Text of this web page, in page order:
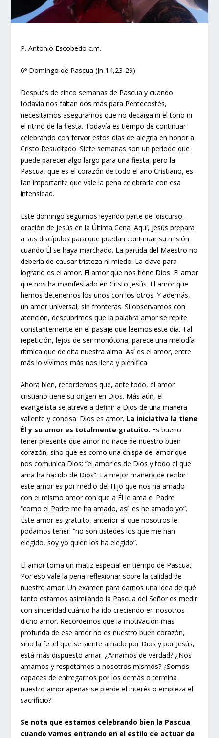
P. Antonio Escobedo c.m.
6º Domingo de Pascua (Jn 14,23-29)
Después de cinco semanas de Pascua y cuando
todavía nos faltan dos más para Pentecostés,
necesitamos asegurarnos que no decaiga ni el tono ni
el ritmo de la fiesta. Todavía es tiempo de continuar
celebrando con fervor estos días de alegría en honor a
Cristo Resucitado. Siete semanas son un período que
puede parecer algo largo para una fiesta, pero la
Pascua, que es el corazón de todo el año Cristiano, es
tan importante que vale la pena celebrarla con esa
intensidad.
Este domingo seguimos leyendo parte del discurso-
oración de Jesús en la Última Cena. Aquí, Jesús prepara
a sus discípulos para que puedan continuar su misión
cuando Él se haya marchado. La partida del Maestro no
debería de causar tristeza ni miedo. La clave para
lograrlo es el amor. El amor que nos tiene Dios. El amor
que nos ha manifestado en Cristo Jesús. El amor que
hemos detenernos los unos con los otros. Y además,
un amor universal, sin fronteras. Si observamos con
atención, descubrimos que la palabra amor se repite
constantemente en el pasaje que leemos este día. Tal
repetición, lejos de ser monótona, parece una melodía
rítmica que deleita nuestra alma. Así es el amor, entre
más lo vivimos más nos llena y plenifica.
Ahora bien, recordemos que, ante todo, el amor
cristiano tiene su origen en Dios. Más aún, el
evangelista se atreve a definir a Dios de una manera
valiente y concisa: Dios es amor. La iniciativa la tiene
Él y su amor es totalmente gratuito. Es bueno
tener presente que amor no nace de nuestro buen
corazón, sino que es como una chispa del amor que
nos comunica Dios: “el amor es de Dios y todo el que
ama ha nacido de Dios”. La mejor manera de recibir
este amor es por medio del Hijo que nos ha amado
con el mismo amor con que a Él le ama el Padre:
“como el Padre me ha amado, así les he amado yo”.
Este amor es gratuito, anterior al que nosotros le
podamos tener: “no son ustedes los que me han
elegido, soy yo quien los ha elegido”.
El amor toma un matiz especial en tiempo de Pascua.
Por eso vale la pena reflexionar sobre la calidad de
nuestro amor. Un examen para darnos una idea de qué
tanto estamos asimilando la Pascua del Señor es medir
con sinceridad cuánto ha ido creciendo en nosotros
dicho amor. Recordemos que la motivación más
profunda de ese amor no es nuestro buen corazón,
sino la fe: el que se siente amado por Dios y por Jesús,
está más dispuesto amar. ¿Amamos de verdad? ¿Nos
amamos y respetamos a nosotros mismos? ¿Somos
capaces de entregarnos por los demás o termina
nuestro amor apenas se pierde el interés o empieza el
sacrificio?
Se nota que estamos celebrando bien la Pascua
cuando vamos entrando en el estilo de actuar de